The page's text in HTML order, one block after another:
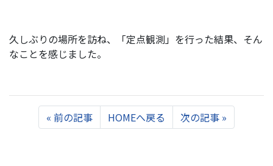
久しぶりの場所を訪ね、「定点観測」を行った結果、そん
なことを感じました。
« Previous
前の記事 HOMEへ戻る 次の記事 »